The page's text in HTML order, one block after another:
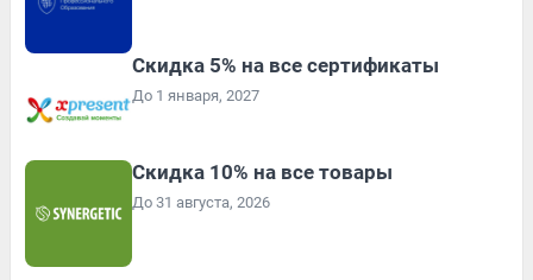
Скидка 5% на все сертификаты
До 1 января, 2027
Скидка 10% на все товары
До 31 августа, 2026